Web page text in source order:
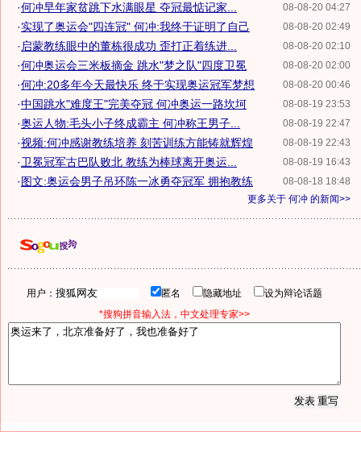
08-08-20 04:27
·何冲早年家贫跳下水满眼星 夺冠最惦记家...
08-08-20 02:49
·实现了奥运会"四连冠" 何冲:我终于证明了自己
08-08-20 02:10
· 启蒙教练眼中的董栋很成功 歪打正着练进...
08-08-20 02:00
·何冲奥运会三米板摘金 跳水"梦之队"四度卫冕
08-08-20 00:46
·何冲:20多年今天最快乐 终于实现奥运冠军梦想
08-08-19 23:53
·中国跳水"难度王"完美夺冠 何冲奥运一路坎坷
08-08-19 22:47
·奥运人物:毛头小子终成霸主 何冲称王男子...
08-08-19 22:43
·视频:何冲感谢教练培养 刻苦训练方能铸就辉煌
08-08-19 16:43
·卫冕冠军古巴队败北 教练为棒球离开奥运...
08-08-18 18:48
·图文:奥运会男子吊环陈一冰勇夺冠军 拥抱教练
更多关于 何冲 的新闻>>
用户： 匿名 隐藏地址
设为辩论话题
*搜狗拼音输入法，中文处理专家>>